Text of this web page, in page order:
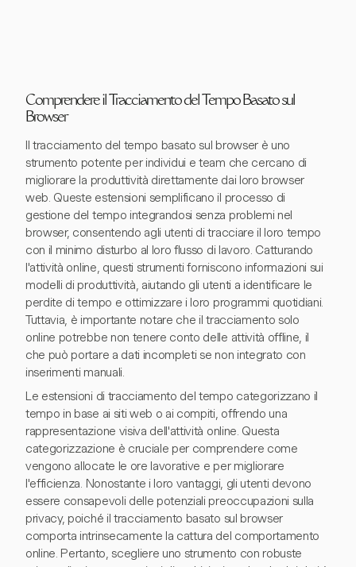
Comprendere il Tracciamento del Tempo Basato sul
Browser
Il tracciamento del tempo basato sul browser è uno
strumento potente per individui e team che cercano di
migliorare la produttività direttamente dai loro browser
web. Queste estensioni semplificano il processo di
gestione del tempo integrandosi senza problemi nel
browser, consentendo agli utenti di tracciare il loro tempo
con il minimo disturbo al loro flusso di lavoro. Catturando
l'attività online, questi strumenti forniscono informazioni sui
modelli di produttività, aiutando gli utenti a identificare le
perdite di tempo e ottimizzare i loro programmi quotidiani.
Tuttavia, è importante notare che il tracciamento solo
online potrebbe non tenere conto delle attività offline, il
che può portare a dati incompleti se non integrato con
inserimenti manuali.
Le estensioni di tracciamento del tempo categorizzano il
tempo in base ai siti web o ai compiti, offrendo una
rappresentazione visiva dell'attività online. Questa
categorizzazione è cruciale per comprendere come
vengono allocate le ore lavorative e per migliorare
l'efficienza. Nonostante i loro vantaggi, gli utenti devono
essere consapevoli delle potenziali preoccupazioni sulla
privacy, poiché il tracciamento basato sul browser
comporta intrinsecamente la cattura del comportamento
online. Pertanto, scegliere uno strumento con robuste